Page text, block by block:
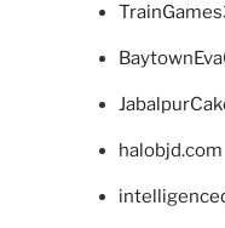
halobjd.com